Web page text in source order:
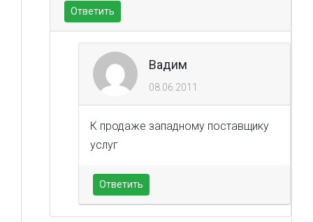
Ответить
Вадим
08.06.2011
К продаже западному поставщику
услуг
Ответить